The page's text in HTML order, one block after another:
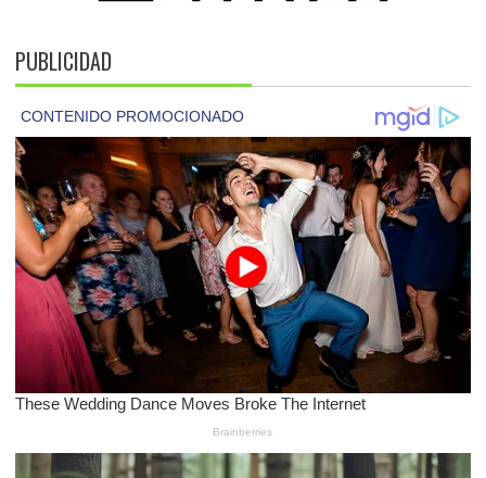
PUBLICIDAD